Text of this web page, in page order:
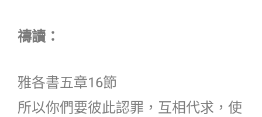
禱讀：
雅各書五章16節
所以你們要彼此認罪，互相代求，使